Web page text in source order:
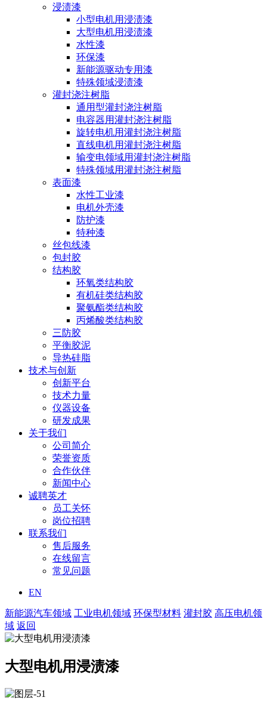
浸渍漆
小型电机用浸渍漆
大型电机用浸渍漆
水性漆
环保漆
新能源驱动专用漆
特殊领域浸渍漆
灌封浇注树脂
通用型灌封浇注树脂
电容器用灌封浇注树脂
旋转电机用灌封浇注树脂
直线电机用灌封浇注树脂
输变电领域用灌封浇注树脂
特殊领域用灌封浇注树脂
表面漆
水性工业漆
电机外壳漆
防护漆
特种漆
丝包线漆
包封胶
结构胶
环氧类结构胶
有机硅类结构胶
聚氨酯类结构胶
丙烯酸类结构胶
三防胶
平衡胶泥
导热硅脂
技术与创新
创新平台
技术力量
仪器设备
研发成果
关于我们
公司简介
荣誉资质
合作伙伴
新闻中心
诚聘英才
员工关怀
岗位招聘
联系我们
售后服务
在线留言
常见问题
EN
新能源汽车领域 工业电机领域 环保型材料 灌封胶 高压电机领
域 返回
大型电机用浸渍漆